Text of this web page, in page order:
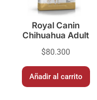
Royal Canin
Chihuahua Adult
$80.300
Añadir al carrito